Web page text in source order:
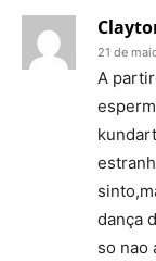
21 de
A
dança
so nao